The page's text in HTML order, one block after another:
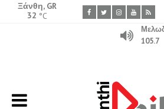
Ξάνθη, GR
32 °C
105.7